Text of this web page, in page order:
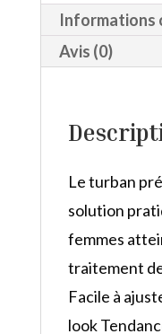
Informations
Avis (0)
Le turban
solution
femmes
traitement
Facile à
look